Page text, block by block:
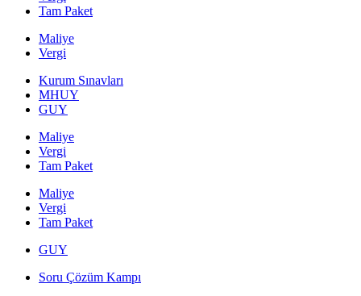
Tam Paket
Maliye
Vergi
Kurum Sınavları
MHUY
GUY
Maliye
Vergi
Tam Paket
Maliye
Vergi
Tam Paket
GUY
Soru Çözüm Kampı